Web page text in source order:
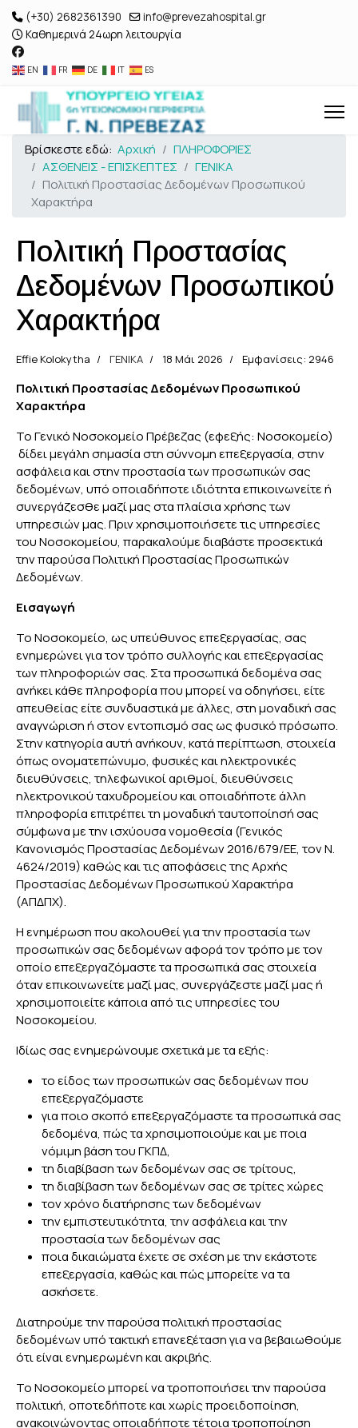
(+30) 2682361390
info@prevezahospital.gr
Καθημερινά 24ωρη λειτουργία
EN FR DE IT ES
Βρίσκεστε εδώ: Αρχική
ΠΛΗΡΟΦΟΡΙΕΣ
ΑΣΘΕΝΕΙΣ - ΕΠΙΣΚΕΠΤΕΣ
ΓΕΝΙΚΑ
Πολιτική Προστασίας Δεδομένων Προσωπικού
Χαρακτήρα
Πολιτική Προστασίας
Δεδομένων Προσωπικού
Χαρακτήρα
Effie Kolokytha ΓΕΝΙΚΑ 18 Μάι 2026 Εμφανίσεις: 2946
Πολιτική Προστασίας Δεδομένων Προσωπικού
Χαρακτήρα
Το Γενικό Νοσοκομείο Πρέβεζας (εφεξής: Νοσοκομείο)
δίδει μεγάλη σημασία στη σύννομη επεξεργασία, στην
ασφάλεια και στην προστασία των προσωπικών σας
δεδομένων, υπό οποιαδήποτε ιδιότητα επικοινωνείτε ή
συνεργάζεσθε μαζί μας στα πλαίσια χρήσης των
υπηρεσιών μας. Πριν χρησιμοποιήσετε τις υπηρεσίες
του Νοσοκομείου, παρακαλούμε διαβάστε προσεκτικά
την παρούσα Πολιτική Προστασίας Προσωπικών
Δεδομένων.
Εισαγωγή
Το Νοσοκομείο, ως υπεύθυνος επεξεργασίας, σας
ενημερώνει για τον τρόπο συλλογής και επεξεργασίας
των πληροφοριών σας. Στα προσωπικά δεδομένα σας
ανήκει κάθε πληροφορία που μπορεί να οδηγήσει, είτε
απευθείας είτε συνδυαστικά με άλλες, στη μοναδική σας
αναγνώριση ή στον εντοπισμό σας ως φυσικό πρόσωπο.
Στην κατηγορία αυτή ανήκουν, κατά περίπτωση, στοιχεία
όπως ονοματεπώνυμο, φυσικές και ηλεκτρονικές
διευθύνσεις, τηλεφωνικοί αριθμοί, διευθύνσεις
ηλεκτρονικού ταχυδρομείου και οποιαδήποτε άλλη
πληροφορία επιτρέπει τη μοναδική ταυτοποίησή σας
σύμφωνα με την ισχύουσα νομοθεσία (Γενικός
Κανονισμός Προστασίας Δεδομένων 2016/679/ΕΕ, τον Ν.
4624/2019) καθώς και τις αποφάσεις της Αρχής
Προστασίας Δεδομένων Προσωπικού Χαρακτήρα
(ΑΠΔΠΧ).
H ενημέρωση που ακολουθεί για την προστασία των
προσωπικών σας δεδομένων αφορά τον τρόπο με τον
οποίο επεξεργαζόμαστε τα προσωπικά σας στοιχεία
όταν επικοινωνείτε μαζί μας, συνεργάζεστε μαζί μας ή
χρησιμοποιείτε κάποια από τις υπηρεσίες του
Νοσοκομείου.
Ιδίως σας ενημερώνουμε σχετικά με τα εξής:
το είδος των προσωπικών σας δεδομένων που
επεξεργαζόμαστε
για ποιο σκοπό επεξεργαζόμαστε τα προσωπικά σας
δεδομένα, πώς τα χρησιμοποιούμε και με ποια
νόμιμη βάση του ΓΚΠΔ,
τη διαβίβαση των δεδομένων σας σε τρίτους,
τη διαβίβαση των δεδομένων σας σε τρίτες χώρες
τον χρόνο διατήρησης των δεδομένων
την εμπιστευτικότητα, την ασφάλεια και την
προστασία των δεδομένων σας
ποια δικαιώματα έχετε σε σχέση με την εκάστοτε
επεξεργασία, καθώς και πώς μπορείτε να τα
ασκήσετε.
Διατηρούμε την παρούσα πολιτική προστασίας
δεδομένων υπό τακτική επανεξέταση για να βεβαιωθούμε
ότι είναι ενημερωμένη και ακριβής.
Το Νοσοκομείο μπορεί να τροποποιήσει την παρούσα
πολιτική, οποτεδήποτε και χωρίς προειδοποίηση,
ανακοινώνοντας οποιαδήποτε τέτοια τροποποίηση